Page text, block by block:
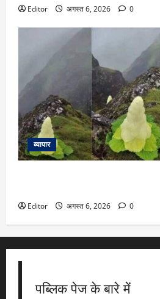
Editor अगस्त 6, 2026 0
व्यापार
Editor अगस्त 6, 2026 0
पब्लिक पेज के बारे में